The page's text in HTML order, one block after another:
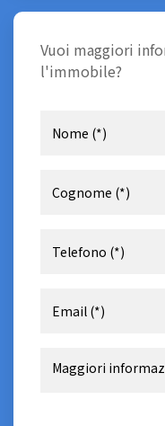
Vuoi maggiori
l'immobile?